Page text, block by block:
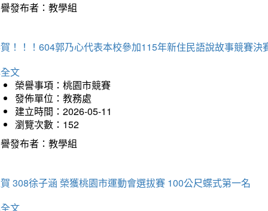
發布者：教學組
！！！604郭乃心代表本校參加115年新住民語說故事競賽決
文
榮譽事項：桃園市競賽
發佈單位：教務處
建立時間：2026-05-11
瀏覽次數：152
發布者：教學組
308徐子涵 榮獲桃園市運動會選拔賽 100公尺蝶式第一名
文